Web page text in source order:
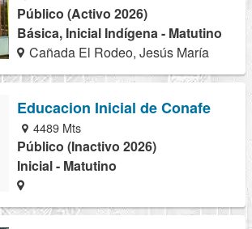
Público (Activo 2026)
Básica, Inicial Indígena - Matutino
Cañada El Rodeo, Jesús María
Educacion Inicial de Conafe
4489 Mts
Público (Inactivo 2026)
Inicial - Matutino